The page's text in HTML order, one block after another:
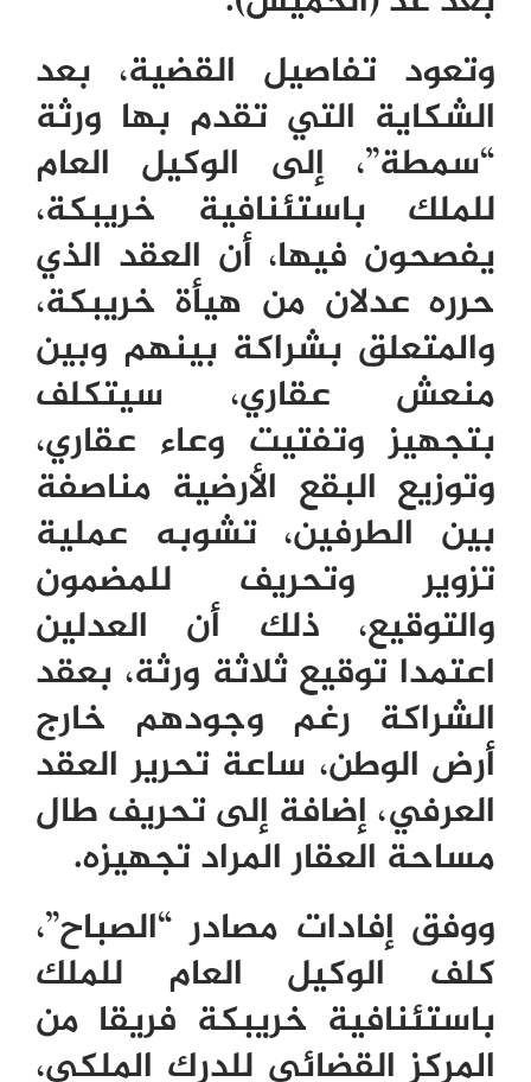
وتعود تفاصيل القضية، بعد
الشكاية التي تقدم بها ورثة
“سمطة”، إلى الوكيل العام
للملك باستئنافية خريبكة،
يفصحون فيها، أن العقد الذي
حرره عدلان من هيأة خريبكة،
والمتعلق بشراكة بينهم وبين
منعش عقاري، سيتكلف
بتجهيز وتفتيت وعاء عقاري،
وتوزيع البقع الأرضية مناصفة
بين الطرفين، تشوبه عملية
تزوير وتحريف للمضمون
والتوقيع، ذلك أن العدلين
اعتمدا توقيع ثلاثة ورثة، بعقد
الشراكة رغم وجودهم خارج
أرض الوطن، ساعة تحرير العقد
العرفي، إضافة إلى تحريف طال
مساحة العقار المراد تجهيزه.
ووفق إفادات مصادر “الصباح”،
كلف الوكيل العام للملك
باستئنافية خريبكة فريقا من
المركز القضائي للدرك الملكي،